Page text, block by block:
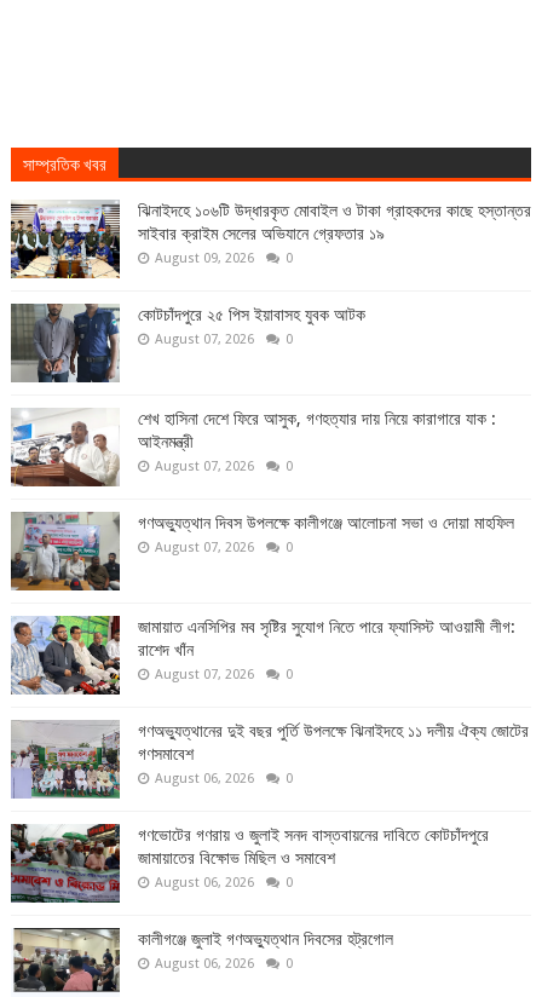
সাম্প্রতিক খবর
ঝিনাইদহে ১০৬টি উদ্ধারকৃত মোবাইল ও টাকা গ্রাহকদের কাছে হস্তান্তর
সাইবার ক্রাইম সেলের অভিযানে গ্রেফতার ১৯
August 09, 2026 0
কোটচাঁদপুরে ২৫ পিস ইয়াবাসহ যুবক আটক
August 07, 2026 0
শেখ হাসিনা দেশে ফিরে আসুক, গণহত্যার দায় নিয়ে কারাগারে যাক :
আইনমন্ত্রী
August 07, 2026 0
গণঅভ্যুত্থান দিবস উপলক্ষে কালীগঞ্জে আলোচনা সভা ও দোয়া মাহফিল
August 07, 2026 0
জামায়াত এনসিপির মব সৃষ্টির সুযোগ নিতে পারে ফ্যাসিস্ট আওয়ামী লীগ:
রাশেদ খাঁন
August 07, 2026 0
গণঅভ্যুত্থানের দুই বছর পুর্তি উপলক্ষে ঝিনাইদহে ১১ দলীয় ঐক্য জোটের
গণসমাবেশ
August 06, 2026 0
গণভোটের গণরায় ও জুলাই সনদ বাস্তবায়নের দাবিতে কোটচাঁদপুরে
জামায়াতের বিক্ষোভ মিছিল ও সমাবেশ
August 06, 2026 0
কালীগঞ্জে জুলাই গণঅভ্যুত্থান দিবসের হট্রগোল
August 06, 2026 0